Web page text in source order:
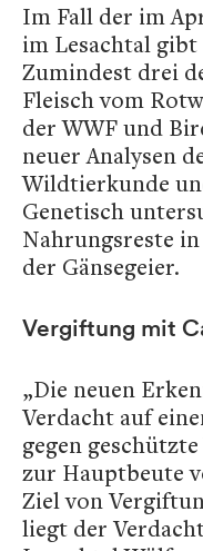
Im Fall der im
im Lesachtal gibt
Zumindest drei
Fleisch vom
der WWF und
neuer Analysen
Wildtierkunde
Genetisch
Nahrungsreste
der Gänsegeier.
Vergiftung mit
„Die neuen
Verdacht auf
gegen
zur Hauptbeute
Ziel von
liegt der